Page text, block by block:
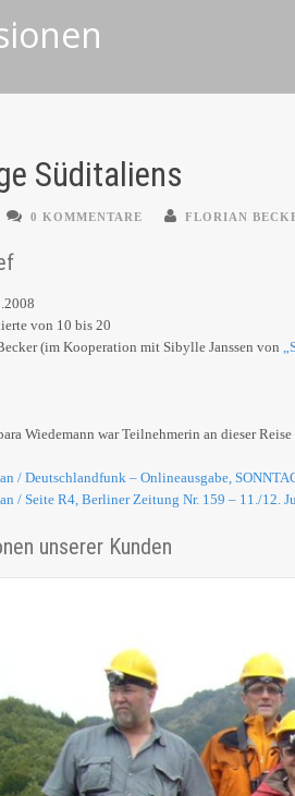
Süditaliens
0 KOMMENTARE FLORIAN
von 10 bis 20
(im Kooperation mit Sibylle Janssen von
Wiedemann war Teilnehmerin an dieser Reise
/ Deutschlandfunk – Onlineausgabe,
/ Seite R4, Berliner Zeitung Nr. 159 – 11./12.
unserer Kunden